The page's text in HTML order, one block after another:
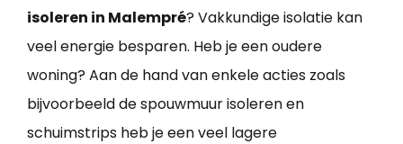
isoleren in Malempré? Vakkundige isolatie kan
veel energie besparen. Heb je een oudere
woning? Aan de hand van enkele acties zoals
bijvoorbeeld de spouwmuur isoleren en
schuimstrips heb je een veel lagere